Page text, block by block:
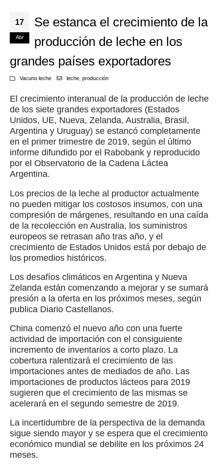
17
Abr
Se estanca el crecimiento de la
producción de leche en los
grandes países exportadores
Vacuno leche leche, producción
El crecimiento interanual de la producción de leche
de los siete grandes exportadores (Estados
Unidos, UE, Nueva, Zelanda, Australia, Brasil,
Argentina y Uruguay) se estancó completamente
en el primer trimestre de 2019, según el último
informe difundido por el Rabobank y reproducido
por el Observatorio de la Cadena Láctea
Argentina.
Los precios de la leche al productor actualmente
no pueden mitigar los costosos insumos, con una
compresión de márgenes, resultando en una caída
de la recolección en Australia, los suministros
europeos se retrasan año tras año, y el
crecimiento de Estados Unidos está por debajo de
los promedios históricos.
Los desafíos climáticos en Argentina y Nueva
Zelanda están comenzando a mejorar y se sumará
presión a la oferta en los próximos meses, según
publica Diario Castellanos.
China comenzó el nuevo año con una fuerte
actividad de importación con el consiguiente
incremento de inventarios a corto plazo. La
cobertura ralentizará el crecimiento de las
importaciones antes de mediados de año. Las
importaciones de productos lácteos para 2019
sugieren que el crecimiento de las mismas se
acelerará en el segundo semestre de 2019.
La incertidumbre de la perspectiva de la demanda
sigue siendo mayor y se espera que el crecimiento
económico mundial se debilite en los próximos 24
meses.